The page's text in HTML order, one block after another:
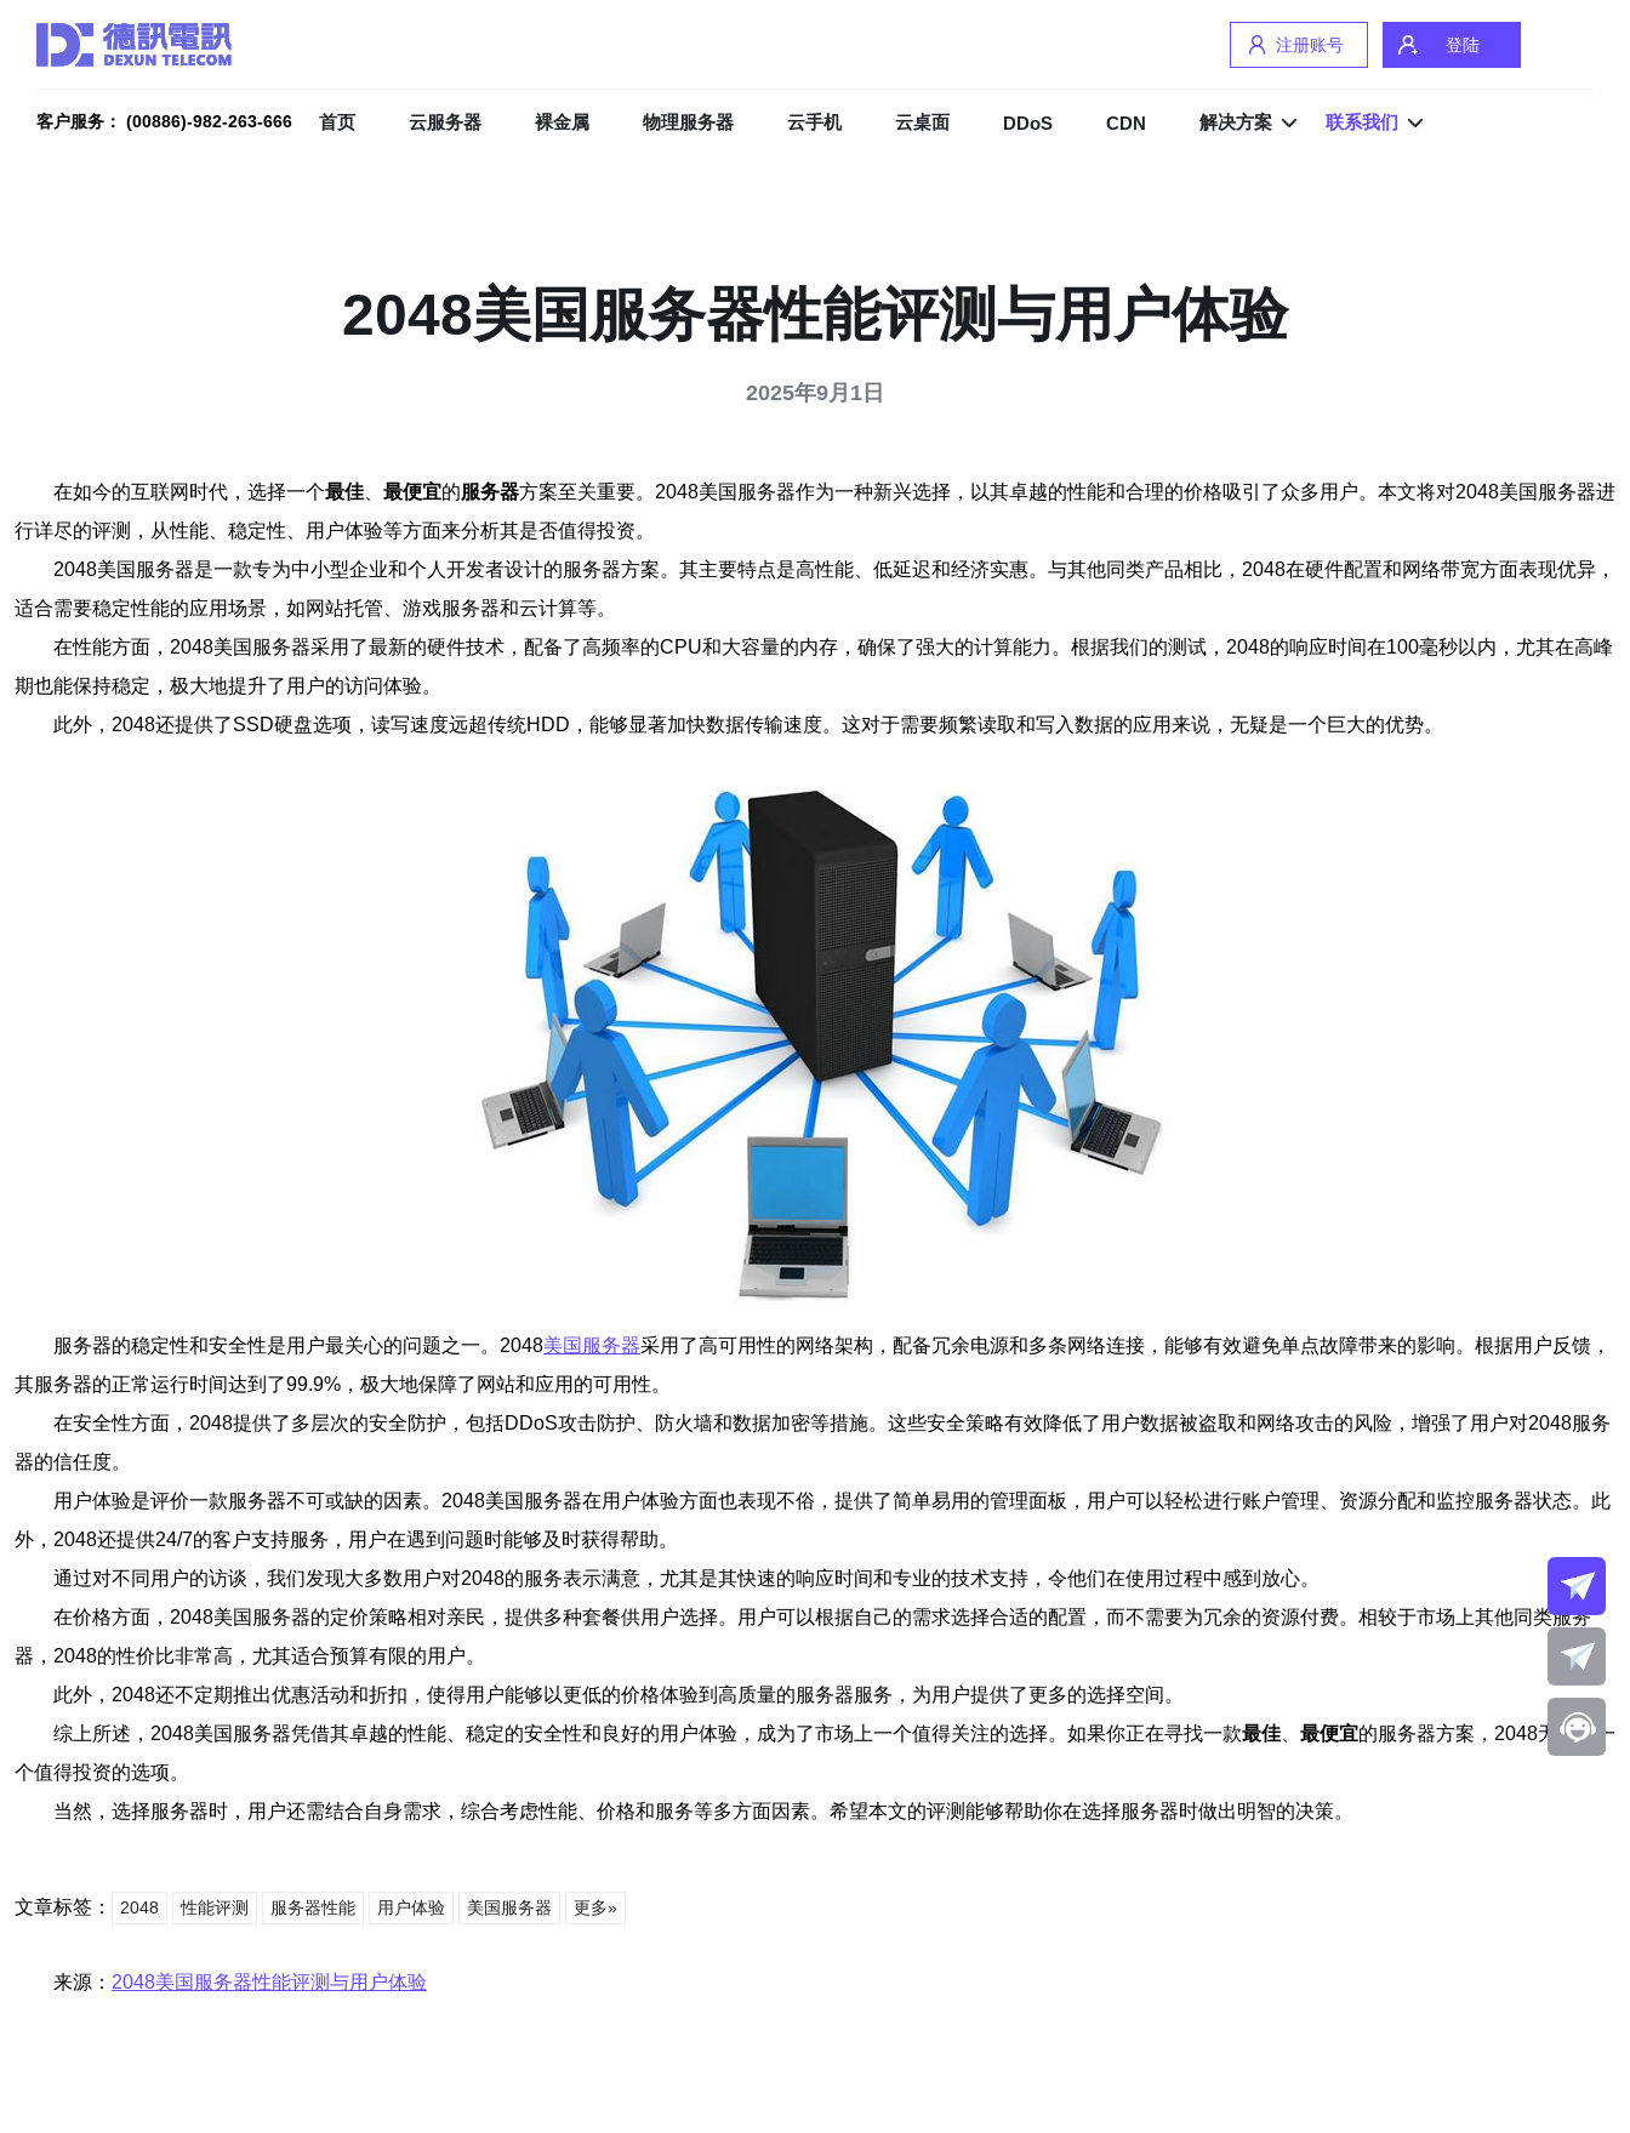
注册账号 登陆
客户服务： (00886)-982-263-666 首页 云服务器 裸金属 物理服务器 云手机 云桌面 DDoS CDN 解决方案 联系我们
2048美国服务器性能评测与用户体验
2025年9月1日
在如今的互联网时代，选择一个最佳 最便宜的服务器方案至关重要。2048美国服务器作为一种新兴选择，以其卓越的性能和合理的价格吸引了众多用户。本文将对2048美国服务器进
行详尽的评测，从性能、稳定性、用户体验等方面来分析其是否值得投资。
2048美国服务器是一款专为中小型企业和个人开发者设计的服务器方案。其主要特点是高性能、低延迟和经济实惠。与其他同类产品相比，2048在硬件配置和网络带宽方面表现优异，
适合需要稳定性能的应用场景，如网站托管、游戏服务器和云计算等。
在性能方面，2048美国服务器采用了最新的硬件技术，配备了高频率的CPU和大容量的内存，确保了强大的计算能力。根据我们的测试，2048的响应时间在100毫秒以内，尤其在高峰
期也能保持稳定，极大地提升了用户的访问体验。
此外，2048还提供了SSD硬盘选项，读写速度远超传统HDD，能够显著加快数据传输速度。这对于需要频繁读取和写入数据的应用来说，无疑是一个巨大的优势。
服务器的稳定性和安全性是用户最关心的问题之一。2048美国服务器采用了高可用性的网络架构，配备冗余电源和多条网络连接，能够有效避免单点故障带来的影响。根据用户反馈，
其服务器的正常运行时间达到了99.9%，极大地保障了网站和应用的可用性。
在安全性方面，2048提供了多层次的安全防护，包括DDoS攻击防护、防火墙和数据加密等措施。这些安全策略有效降低了用户数据被盗取和网络攻击的风险，增强了用户对2048服务
器的信任度。
用户体验是评价一款服务器不可或缺的因素。2048美国服务器在用户体验方面也表现不俗，提供了简单易用的管理面板，用户可以轻松进行账户管理、资源分配和监控服务器状态。此
外，2048还提供24/7的客户支持服务，用户在遇到问题时能够及时获得帮助。
通过对不同用户的访谈，我们发现大多数用户对2048的服务表示满意，尤其是其快速的响应时间和专业的技术支持，令他们在使用过程中感到放心。
在价格方面，2048美国服务器的定价策略相对亲民，提供多种套餐供用户选择。用户可以根据自己的需求选择合适的配置，而不需要为冗余的资源付费。相较于市场上其他同类服务
器，2048的性价比非常高，尤其适合预算有限的用户。
此外，2048还不定期推出优惠活动和折扣，使得用户能够以更低的价格体验到高质量的服务器服务，为用户提供了更多的选择空间。
综上所述，2048美国服务器凭借其卓越的性能、稳定的安全性和良好的用户体验，成为了市场上一个值得关注的选择。如果你正在寻找一款最佳 最便宜的服务器方案，2048无疑是一
个值得投资的选项。
当然，选择服务器时，用户还需结合自身需求，综合考虑性能、价格和服务等多方面因素。希望本文的评测能够帮助你在选择服务器时做出明智的决策。
文章标签： 2048 性能评测 服务器性能 用户体验 美国服务器 更多»
来源： 2048美国服务器性能评测与用户体验